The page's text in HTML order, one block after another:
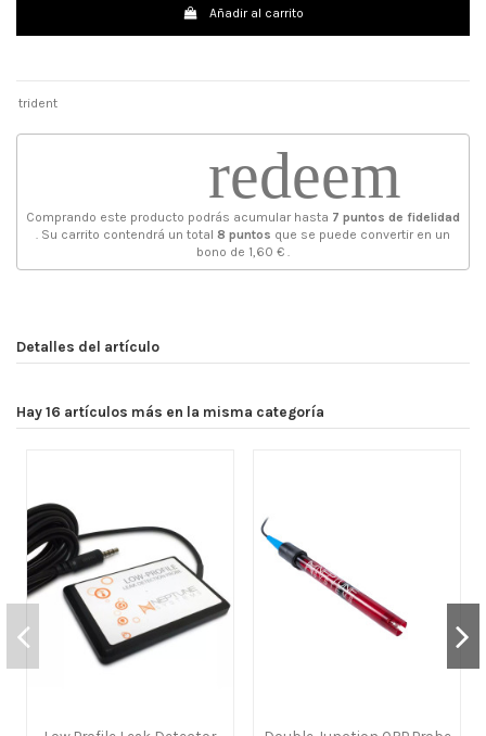
Añadir al carrito
trident
redeem
Comprando este producto podrás acumular hasta 7 puntos de fidelidad
. Su carrito contendrá un total 8 puntos que se puede convertir en un
bono de 1,60 € .
Detalles del artículo
Hay 16 artículos más en la misma categoría